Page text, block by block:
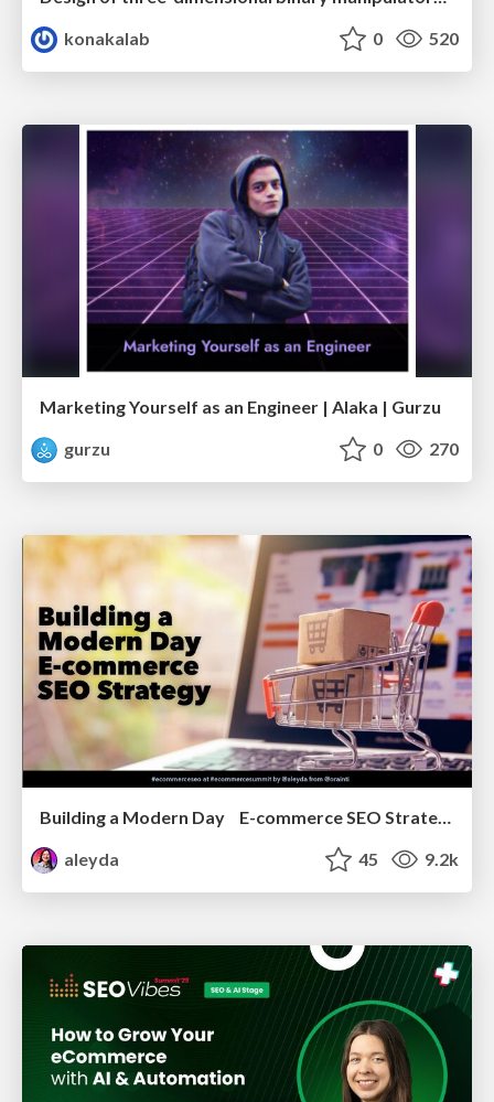
konakalab
0 520
Marketing Yourself as an Engineer | Alaka | Gurzu
gurzu
0 270
Building a Modern Day E-commerce SEO Strategy
aleyda
45 9.2k